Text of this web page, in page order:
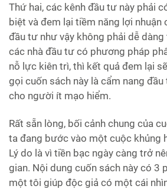
Thứ hai, các kênh đầu tư này phải
biệt và đem lại tiềm năng lợi nhuận
đầu tư như vậy không phải dễ
các nhà đầu tư có phương pháp
nỗ lực kiên trì, thì kết quả đem lại
gọi cuốn sách này là cẩm nang
cho người ít mạo hiểm.
Rất sẵn lòng, bối cảnh chung của
ta đang bước vào một cuộc khủng
Lý do là vì tiền bạc ngày càng trở
gian. Nội dung cuốn sách này có 3
một tôi giúp độc giả có một cái